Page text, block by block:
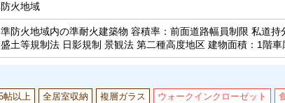
火地域
防火地域内の準耐火建築物 容積率：前面道路幅員制限 私道
土等規制法 日影規制 景観法 第二種高度地区 建物面積：1階
帖以上 全居室収納 複層ガラス ウォークインクローゼット